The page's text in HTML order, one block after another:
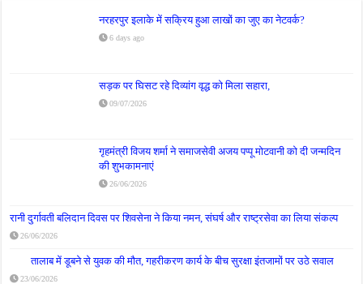
नरहरपुर इलाके में सक्रिय हुआ लाखों का जुए का नेटवर्क?
6 days ago
सड़क पर घिसट रहे दिव्यांग वृद्ध को मिला सहारा,
09/07/2026
गृहमंत्री विजय शर्मा ने समाजसेवी अजय पप्पू मोटवानी को दी जन्मदिन
की शुभकामनाएं
26/06/2026
रानी दुर्गावती बलिदान दिवस पर शिवसेना ने किया नमन, संघर्ष और राष्ट्रसेवा का लिया संकल्प
26/06/2026
तालाब में डूबने से युवक की मौत, गहरीकरण कार्य के बीच सुरक्षा इंतजामों पर उठे सवाल
23/06/2026